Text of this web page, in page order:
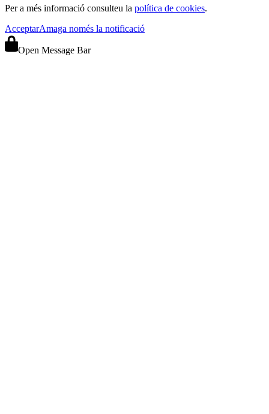
Per a més informació consulteu la política de cookies.
AcceptarAmaga només la notificació
Open Message Bar